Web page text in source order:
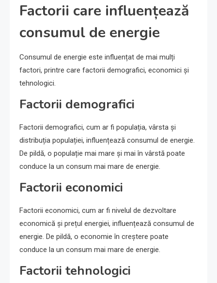
Factorii care influențează
consumul de energie
Consumul de energie este influențat de mai mulți
factori, printre care factorii demografici, economici și
tehnologici.
Factorii demografici
Factorii demografici, cum ar fi populația, vârsta și
distribuția populației, influențează consumul de energie.
De pildă, o populație mai mare și mai în vârstă poate
conduce la un consum mai mare de energie.
Factorii economici
Factorii economici, cum ar fi nivelul de dezvoltare
economică și prețul energiei, influențează consumul de
energie. De pildă, o economie în creștere poate
conduce la un consum mai mare de energie.
Factorii tehnologici